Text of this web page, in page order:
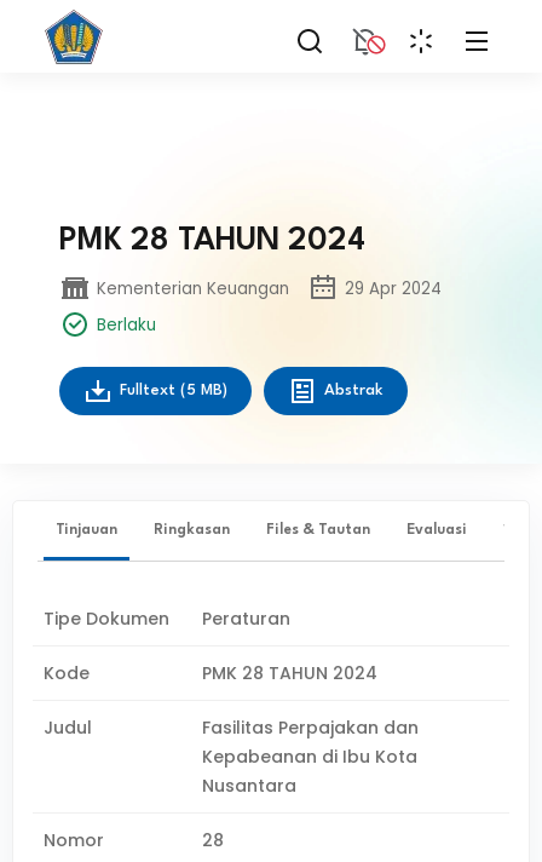
PMK 28 TAHUN 2024
Kementerian Keuangan
29 Apr 2024
Berlaku
Fulltext (5 MB) Abstrak
Tinjauan Ringkasan Files & Tautan Evaluasi ✨
Tipe Dokumen Peraturan
Kode PMK 28 TAHUN 2024
Judul
Fasilitas Perpajakan dan
Kepabeanan di Ibu Kota
Nusantara
Nomor 28